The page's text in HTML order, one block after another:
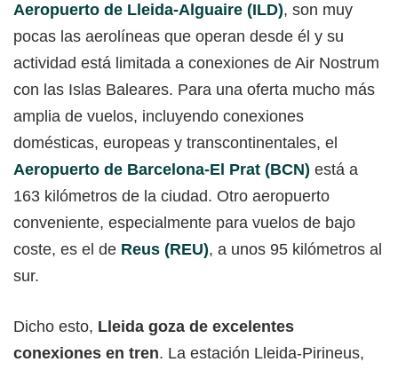
Aeropuerto de Lleida-Alguaire (ILD), son muy
pocas las aerolíneas que operan desde él y su
actividad está limitada a conexiones de Air Nostrum
con las Islas Baleares. Para una oferta mucho más
amplia de vuelos, incluyendo conexiones
domésticas, europeas y transcontinentales, el
Aeropuerto de Barcelona-El Prat (BCN) está a
163 kilómetros de la ciudad. Otro aeropuerto
conveniente, especialmente para vuelos de bajo
coste, es el de Reus (REU), a unos 95 kilómetros al
sur.
Dicho esto, Lleida goza de excelentes
conexiones en tren. La estación Lleida-Pirineus,